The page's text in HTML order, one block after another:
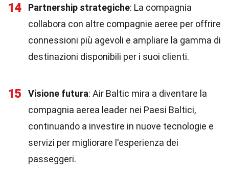
14 Partnership strategiche: La compagnia
collabora con altre compagnie aeree per offrire
connessioni più agevoli e ampliare la gamma di
destinazioni disponibili per i suoi clienti.
15 Visione futura: Air Baltic mira a diventare la
compagnia aerea leader nei Paesi Baltici,
continuando a investire in nuove tecnologie e
servizi per migliorare l'esperienza dei
passeggeri.